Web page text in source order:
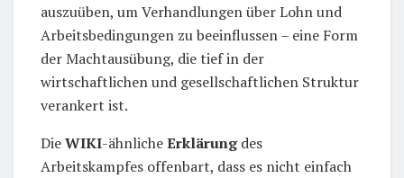
auszuüben, um Verhandlungen über Lohn und
Arbeitsbedingungen zu beeinflussen – eine Form
der Machtausübung, die tief in der
wirtschaftlichen und gesellschaftlichen Struktur
verankert ist.
DieWIKI-ähnlicheErklärungdes
Arbeitskampfes offenbart, dass es nicht einfach